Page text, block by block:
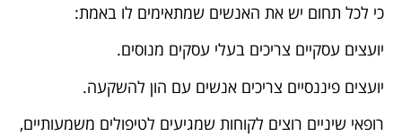
כי לכל תחום יש את האנשים שמתאימים לו באמת:
יועצים עסקיים צריכים בעלי עסקים מנוסים.
יועצים פיננסיים צריכים אנשים עם הון להשקעה.
רופאי שיניים רוצים לקוחות שמגיעים לטיפולים משמעותיים,